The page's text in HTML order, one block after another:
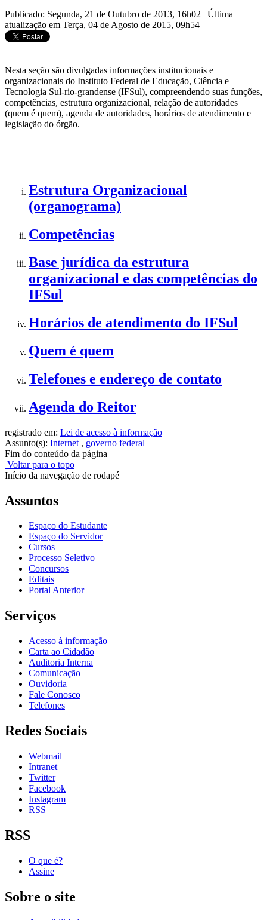
Publicado: Segunda, 21 de Outubro de 2013, 16h02 | Última
atualização em Terça, 04 de Agosto de 2015, 09h54
Nesta seção são divulgadas informações institucionais e
organizacionais do Instituto Federal de Educação, Ciência e
Tecnologia Sul-rio-grandense (IFSul), compreendendo suas funções,
competências, estrutura organizacional, relação de autoridades
(quem é quem), agenda de autoridades, horários de atendimento e
legislação do órgão.
Estrutura Organizacional
(organograma)
Competências
Base jurídica da estrutura
organizacional e das competências do
IFSul
Horários de atendimento do IFSul
Quem é quem
Telefones e endereço de contato
Agenda do Reitor
registrado em: Lei de acesso à informação
Assunto(s): Internet , governo federal
Fim do conteúdo da página
Voltar para o topo
Início da navegação de rodapé
Assuntos
Espaço do Estudante
Espaço do Servidor
Cursos
Processo Seletivo
Concursos
Editais
Portal Anterior
Serviços
Acesso à informação
Carta ao Cidadão
Auditoria Interna
Comunicação
Ouvidoria
Fale Conosco
Telefones
Redes Sociais
Webmail
Intranet
Twitter
Facebook
Instagram
RSS
RSS
O que é?
Assine
Sobre o site